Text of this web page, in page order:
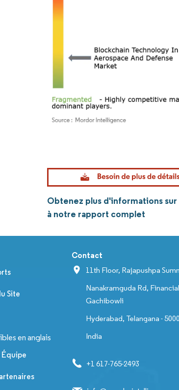
Obtenez plus d'informations
à notre rapport complet
Site
en anglais
Équipe
Contact
11th Floor, Rajapushpa
Nanakramguda Rd,
Gachibowli
Hyderabad, Telangana -
India
+1 617-765-2493